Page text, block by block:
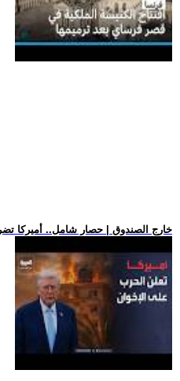
.. خارج الصندوق | حصار شامل.. أميركا